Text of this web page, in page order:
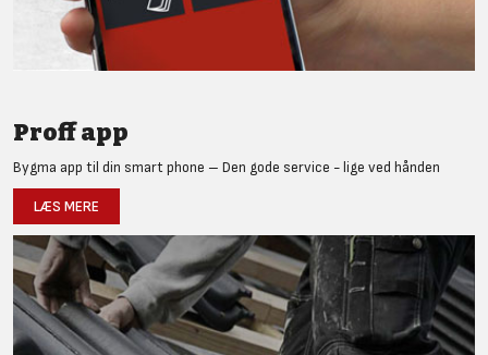
Proff app
Bygma app til din smart phone – Den gode service - lige ved hånden
LÆS MERE